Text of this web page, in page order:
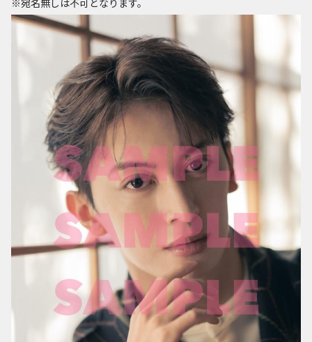
※宛名無しは不可となります。